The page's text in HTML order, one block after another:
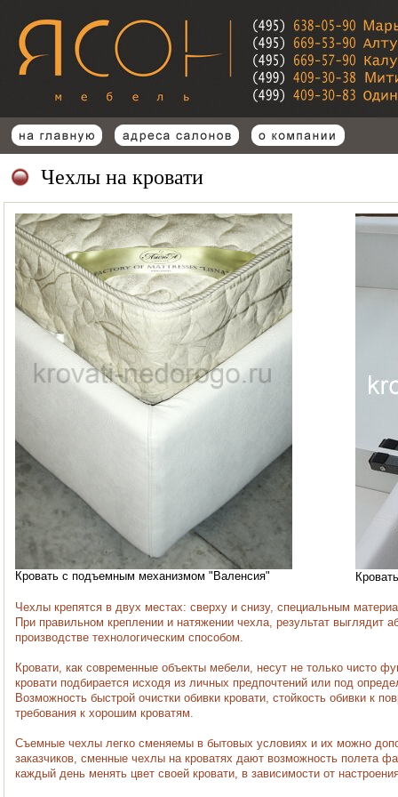
Чехлы на кровати
Кровать с подъемным механизмом "Валенсия"
Чехлы крепятся в двух местах: сверху и снизу, специальным
При правильном креплении и натяжении чехла, результат
производстве технологическим способом.
Кровати, как современные объекты мебели, несут не только чисто
кровати подбирается исходя из личных предпочтений или под
Возможность быстрой очистки обивки кровати, стойкость обивки к
требования к хорошим кроватям.
Съемные чехлы легко сменяемы в бытовых условиях и их можно
заказчиков, сменные чехлы на кроватях дают возможность полета
каждый день менять цвет своей кровати, в зависимости от